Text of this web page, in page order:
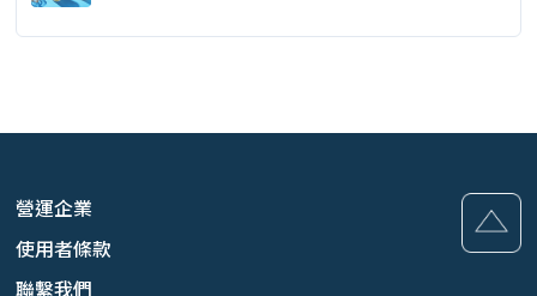
營運企業
使用者條款
聯繫我們